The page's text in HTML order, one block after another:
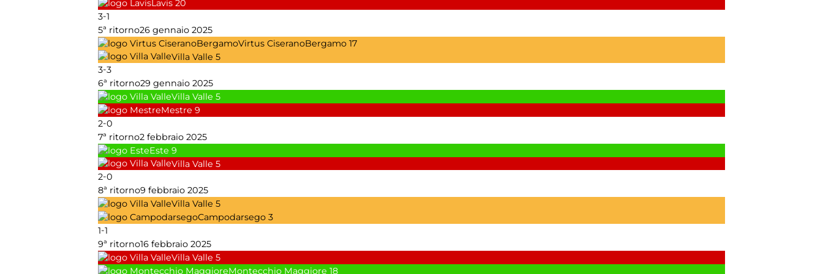
Lavis 20
3-1
5ª ritorno26 gennaio 2025
Virtus CiseranoBergamo 17
Villa Valle 5
3-3
6ª ritorno29 gennaio 2025
Villa Valle 5
Mestre 9
2-0
7ª ritorno2 febbraio 2025
Este 9
Villa Valle 5
2-0
8ª ritorno9 febbraio 2025
Villa Valle 5
Campodarsego 3
1-1
9ª ritorno16 febbraio 2025
Villa Valle 5
Montecchio Maggiore 18